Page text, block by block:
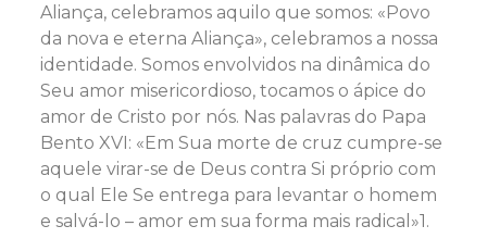
Aliança, celebramos aquilo que somos: «Povo
da nova e eterna Aliança», celebramos a nossa
identidade. Somos envolvidos na dinâmica do
Seu amor misericordioso, tocamos o ápice do
amor de Cristo por nós. Nas palavras do Papa
Bento XVI: «Em Sua morte de cruz cumpre-se
aquele virar-se de Deus contra Si próprio com
o qual Ele Se entrega para levantar o homem
e salvá-lo – amor em sua forma mais radical»1.